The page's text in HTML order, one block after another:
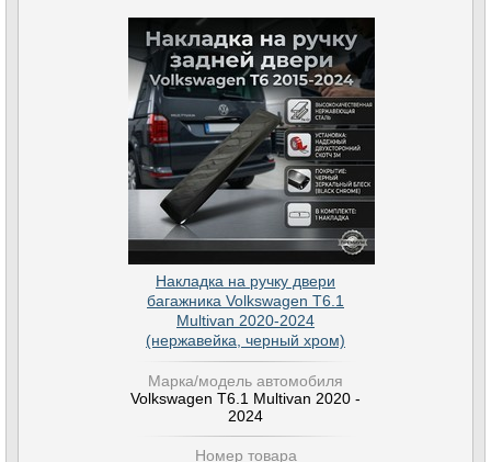
Накладка на ручку двери
багажника Volkswagen T6.1
Multivan 2020-2024
(нержавейка, черный хром)
Марка/модель автомобиля
Volkswagen T6.1 Multivan 2020 -
2024
Номер товара